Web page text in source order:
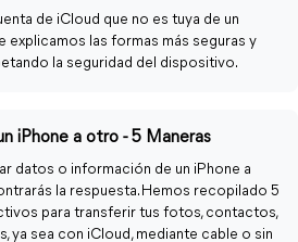
de iCloud que no es tuya de un
explicamos las formas más seguras y
la seguridad del dispositivo.
iPhone a otro - 5 Maneras
datos o información de un iPhone a
la respuesta. Hemos recopilado 5
para transferir tus fotos, contactos,
ya sea con iCloud, mediante cable o sin